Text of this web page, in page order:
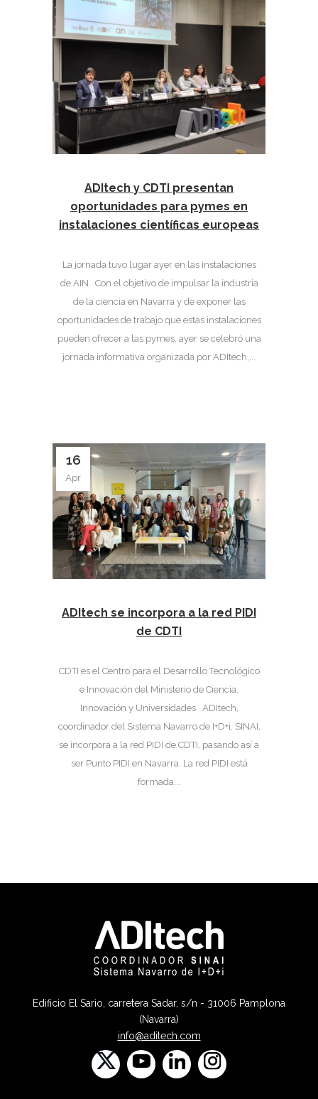
ADItech y CDTI presentan
oportunidades para pymes en
instalaciones científicas europeas
La jornada tuvo lugar ayer en las instalaciones
de AIN Con el objetivo de impulsar la industria
de la ciencia en Navarra y de exponer las
oportunidades de trabajo que estas instalaciones
pueden ofrecer a las pymes, ayer se celebró una
jornada informativa organizada por ADItech,...
16
Apr
ADItech se incorpora a la red PIDI
de CDTI
CDTI es el Centro para el Desarrollo Tecnológico
e Innovación del Ministerio de Ciencia,
Innovación y Universidades ADItech,
coordinador del Sistema Navarro de I+D+i, SINAI,
se incorpora a la red PIDI de CDTI, pasando así a
ser Punto PIDI en Navarra. La red PIDI está
formada...
Edificio El Sario, carretera Sadar, s/n - 31006 Pamplona
(Navarra)
info@aditech.com